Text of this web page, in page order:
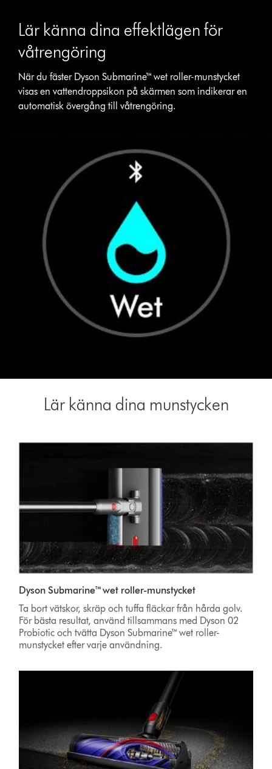
Lär känna dina effektlägen för
våtrengöring
När du fäster Dyson Submarine™ wet roller-munstycket
visas en vattendroppsikon på skärmen som indikerar en
automatisk övergång till våtrengöring.
Lär känna dina munstycken
Dyson Submarine™ wet roller-munstycket
Ta bort vätskor, skräp och tuffa fläckar från hårda golv.
För bästa resultat, använd tillsammans med Dyson 02
Probiotic och tvätta Dyson Submarine™ wet roller-
munstycket efter varje användning.